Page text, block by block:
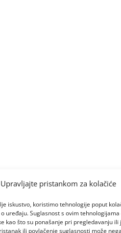
Upravljajte pristankom za kolačiće
iskustvo, koristimo tehnologije poput
uređaju. Suglasnost s ovim
kao što su ponašanje pri pregledavanju ili
ili povlačenje suglasnosti može